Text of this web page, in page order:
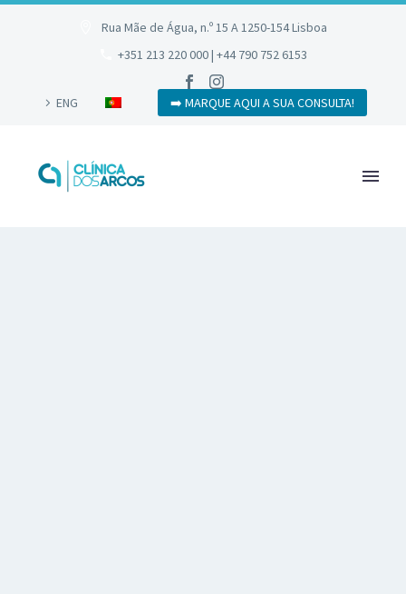
Rua Mãe de Água, n.º 15 A 1250-154 Lisboa
+351 213 220 000 | +44 790 752 6153
ENG ➡️ MARQUE AQUI A SUA CONSULTA!